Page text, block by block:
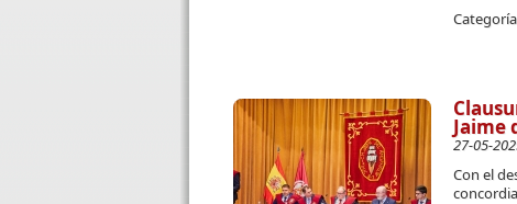
Jaime
27-05-
Con el